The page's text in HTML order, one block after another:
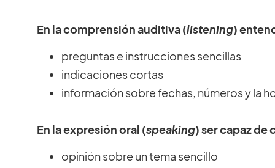
En la comprensión auditiva (listening)
preguntas e instrucciones sencillas
indicaciones cortas
información sobre fechas, números y la
En la expresión oral (speaking) ser capaz de
opinión sobre un tema sencillo